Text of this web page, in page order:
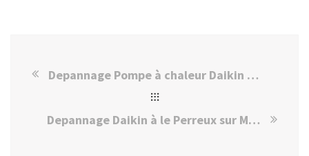
Depannage Pompe à chaleur Daikin à Maisons Alfort
Depannage Daikin à le Perreux sur Marne